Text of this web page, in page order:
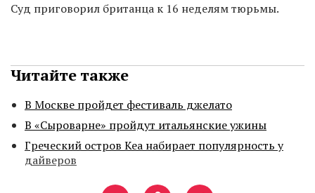
Суд приговорил британца к 16 неделям тюрьмы.
Читайте также
В Москве пройдет фестиваль джелато
В «Сыроварне» пройдут итальянские ужины
Греческий остров Кеа набирает популярность у
дайверов